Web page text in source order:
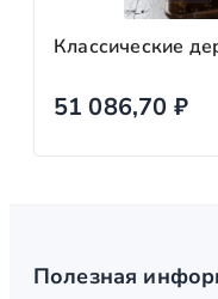
Классические
51 086,70 ₽
Полезная